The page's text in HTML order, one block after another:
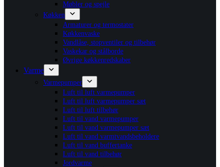
Møbler og spejle
Køkken
Armaturer og termostater
Køkkenvaske
Vandlåse, stopventiler og tilbehør
Vaskekar og stålborde
Øvrige køkkenredskaber
Varme
Varmepumper
Luft til luft varmepumper
Luft til luft varmepumper sæt
Luft til luft tilbehør
Luft til vand varmepumper
Luft til vand varmepumper sæt
Luft til vand varmtvandsbeholdere
Luft til vand buffertanke
Luft til vand tilbehør
Jordvarme